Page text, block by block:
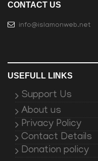
CONTACT US
info@islamonweb.net
USEFULL LINKS
Support Us
About us
Privacy Policy
Contact Details
Donation policy